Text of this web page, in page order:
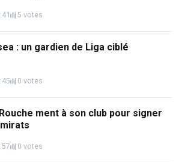
5 votes
: un gardien de Liga ciblé
0 votes
ment à son club pour signer
0 votes